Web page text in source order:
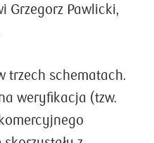
Grzegorz Pawlicki,
trzech schematach.
weryfikacja (tzw.